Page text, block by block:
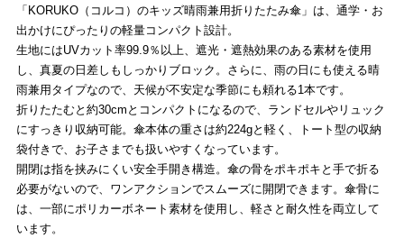
「KORUKO（コルコ）のキッズ晴雨兼用折りたたみ傘」は、通学・お
出かけにぴったりの軽量コンパクト設計。
生地にはUVカット率99.9％以上、遮光・遮熱効果のある素材を使用
し、真夏の日差しもしっかりブロック。さらに、雨の日にも使える晴
雨兼用タイプなので、天候が不安定な季節にも頼れる1本です。
折りたたむと約30cmとコンパクトになるので、ランドセルやリュック
にすっきり収納可能。傘本体の重さは約224gと軽く、トート型の収納
袋付きで、お子さまでも扱いやすくなっています。
開閉は指を挟みにくい安全手開き構造。傘の骨をポキポキと手で折る
必要がないので、ワンアクションでスムーズに開閉できます。傘骨に
は、一部にポリカーボネート素材を使用し、軽さと耐久性を両立して
います。